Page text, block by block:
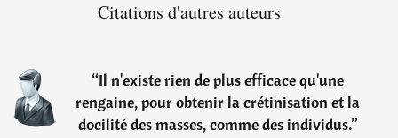
Citations d'autres auteurs
“Il n'existe rien de plus efficace qu'une
rengaine, pour obtenir la crétinisation et la
docilité des masses, comme des individus.”